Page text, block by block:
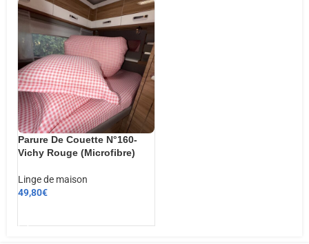
Parure De Couette N°160-
Vichy Rouge (Microfibre)
Linge de maison
49,80€